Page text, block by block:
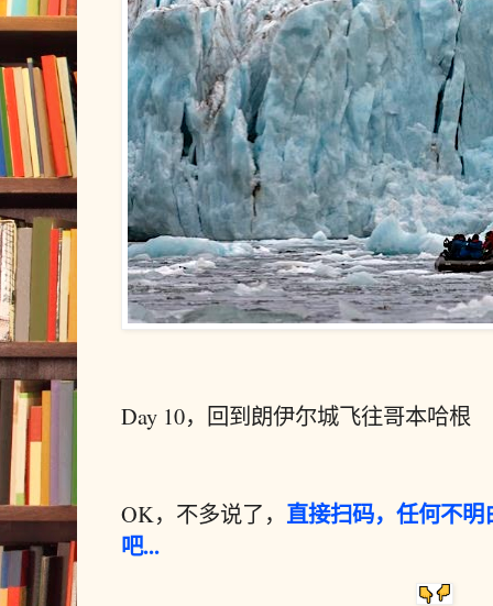
Day 10，回到朗伊尔城飞往哥本哈根
OK，不多说了， 直接扫码，任何不
吧...